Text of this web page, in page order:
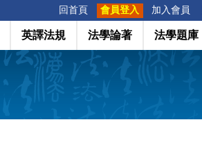
回首頁 會員登入 加入會員
英譯法規 法學論著 法學題庫